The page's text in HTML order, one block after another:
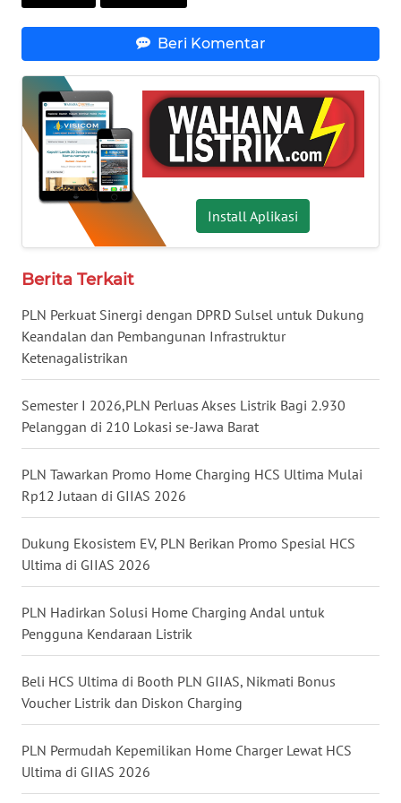
Beri Komentar
Install Aplikasi
Berita Terkait
PLN Perkuat Sinergi dengan DPRD Sulsel untuk Dukung
Keandalan dan Pembangunan Infrastruktur
Ketenagalistrikan
Semester I 2026,PLN Perluas Akses Listrik Bagi 2.930
Pelanggan di 210 Lokasi se-Jawa Barat
PLN Tawarkan Promo Home Charging HCS Ultima Mulai
Rp12 Jutaan di GIIAS 2026
Dukung Ekosistem EV, PLN Berikan Promo Spesial HCS
Ultima di GIIAS 2026
PLN Hadirkan Solusi Home Charging Andal untuk
Pengguna Kendaraan Listrik
Beli HCS Ultima di Booth PLN GIIAS, Nikmati Bonus
Voucher Listrik dan Diskon Charging
PLN Permudah Kepemilikan Home Charger Lewat HCS
Ultima di GIIAS 2026
WN
JATENG
WN
NUSANTARA
WN
JATIM
BALI
KALBAR
KALTENG
KALTARA
WN
KALSEL
WN
KALTIM
WN
SULSEL
WN